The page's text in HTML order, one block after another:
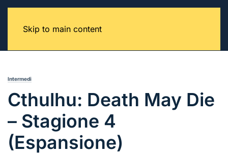
Skip to main content
Intermedi
Cthulhu: Death May Die
– Stagione 4
(Espansione)